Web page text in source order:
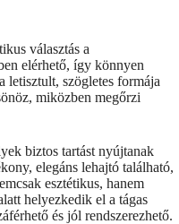
választás a
elérhető, így könnyen
letisztult, szögletes formája
miközben megőrzi
biztos tartást nyújtanak
elegáns lehajtó található,
esztétikus, hanem
helyezkedik el a tágas
és jól rendszerezhető.